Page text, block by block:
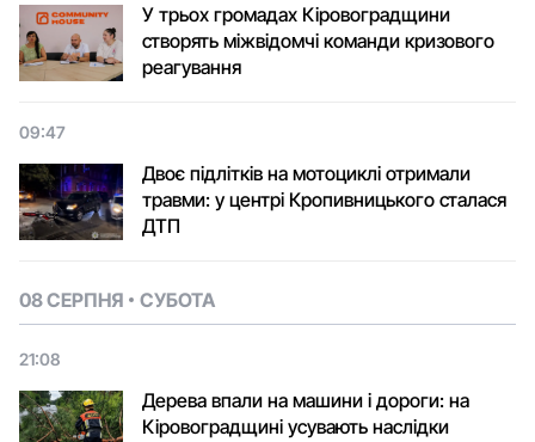
У трьох громадах Кіровоградщини
створять міжвідомчі команди кризового
реагування
09:47
Двоє підлітків на мотоциклі отримали
травми: у центрі Кропивницького сталася
ДТП
08 СЕРПНЯ СУБОТА
21:08
Дерева впали на машини і дороги: на
Кіровоградщині усувають наслідки